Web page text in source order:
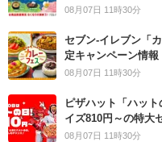
08月07日 11時30分
セブン‐イレブン「
定キャンペーン情報
08月07日 11時30分
ピザハット「ハッ
イズ810円～の特大
08月07日 11時30分